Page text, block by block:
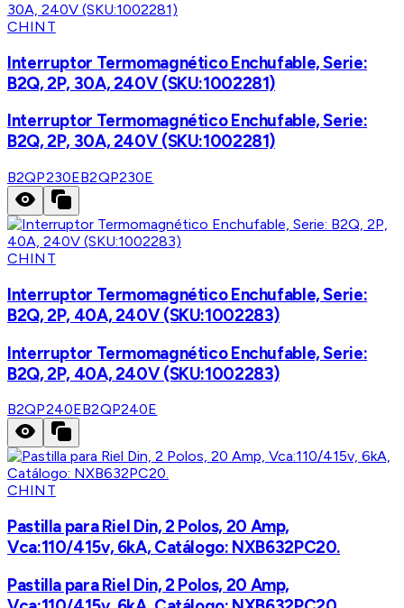
CHINT
Interruptor Termomagnético Enchufable, Serie:
B2Q, 2P, 30A, 240V (SKU:1002281)
Interruptor Termomagnético Enchufable, Serie:
B2Q, 2P, 30A, 240V (SKU:1002281)
B2QP230EB2QP230E
CHINT
Interruptor Termomagnético Enchufable, Serie:
B2Q, 2P, 40A, 240V (SKU:1002283)
Interruptor Termomagnético Enchufable, Serie:
B2Q, 2P, 40A, 240V (SKU:1002283)
B2QP240EB2QP240E
CHINT
Pastilla para Riel Din, 2 Polos, 20 Amp,
Vca:110/415v, 6kA, Catálogo: NXB632PC20.
Pastilla para Riel Din, 2 Polos, 20 Amp,